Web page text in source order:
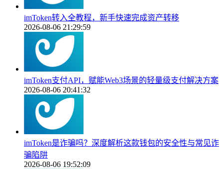
imToken转入全教程，新手快速完成资产转移
2026-08-06 21:29:59
imToken支付API，赋能Web3场景的轻量级支付解决方案
2026-08-06 20:41:32
imToken是诈骗吗？深度解析这款钱包的安全性与常见诈
骗陷阱
2026-08-06 19:52:09